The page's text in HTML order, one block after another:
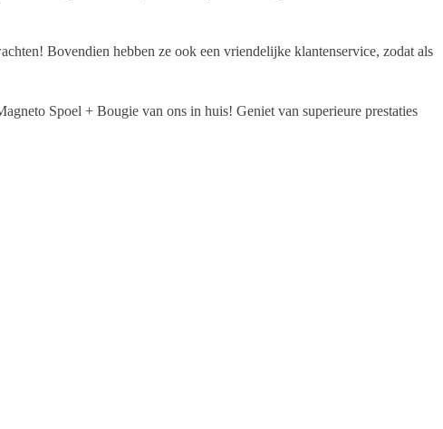
Bovendien hebben ze ook een vriendelijke klantenservice, zodat als
Spoel + Bougie van ons in huis! Geniet van superieure prestaties